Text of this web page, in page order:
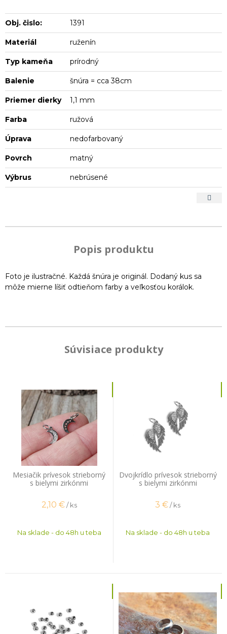
Obj. čislo: 1391
Materiál ruženín
Typ kameňa prírodný
Balenie šnúra = cca 38cm
Priemer dierky 1,1 mm
Farba ružová
Úprava nedofarbovaný
Povrch matný
Výbrus nebrúsené
Popis produktu
Foto je ilustračné. Každá šnúra je originál. Dodaný kus sa
môže mierne líšiť odtieňom farby a veľkosťou korálok.
Súvisiace produkty
Mesiačik prívesok strieborný
s bielymi zirkónmi
2,10 € / ks
Na sklade - do 48h u teba
Dvojkrídlo prívesok strieborný
s bielymi zirkónmi
3 €/ ks
Na sklade - do 48h u teba